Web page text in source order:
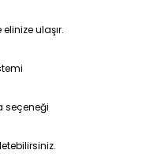
ulaşır.
seçeneği